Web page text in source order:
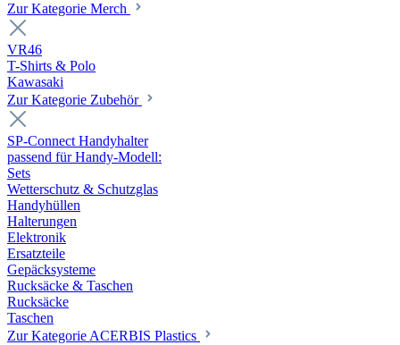
Zur Kategorie Merch
VR46
T-Shirts & Polo
Kawasaki
Zur Kategorie Zubehör
SP-Connect Handyhalter
passend für Handy-Modell:
Sets
Wetterschutz & Schutzglas
Handyhüllen
Halterungen
Elektronik
Ersatzteile
Gepäcksysteme
Rucksäcke & Taschen
Rucksäcke
Taschen
Zur Kategorie ACERBIS Plastics